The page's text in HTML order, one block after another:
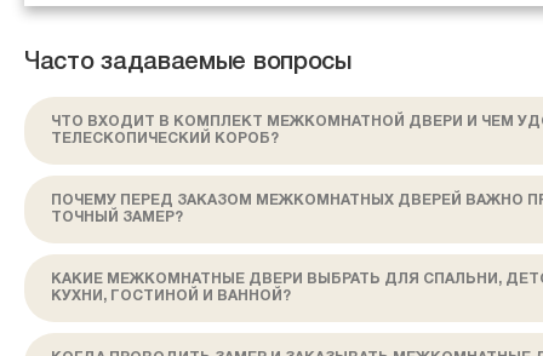
Часто задаваемые вопросы
ЧТО ВХОДИТ В КОМПЛЕКТ МЕЖКОМНАТНОЙ ДВЕРИ И ЧЕМ
ТЕЛЕСКОПИЧЕСКИЙ КОРОБ?
ПОЧЕМУ ПЕРЕД ЗАКАЗОМ МЕЖКОМНАТНЫХ ДВЕРЕЙ ВАЖНО
ТОЧНЫЙ ЗАМЕР?
КАКИЕ МЕЖКОМНАТНЫЕ ДВЕРИ ВЫБРАТЬ ДЛЯ СПАЛЬНИ,
КУХНИ, ГОСТИНОЙ И ВАННОЙ?